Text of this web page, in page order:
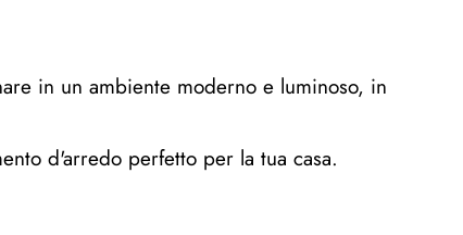
in un ambiente moderno e luminoso, in
d'arredo perfetto per la tua casa.